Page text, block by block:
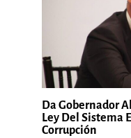
Da Gobernador
Ley Del Sistema
Corrupción